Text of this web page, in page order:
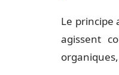
Le principe
agissent